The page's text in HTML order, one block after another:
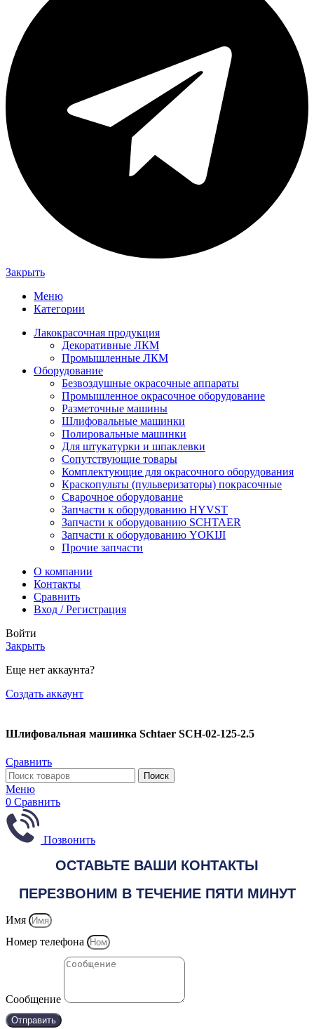
Закрыть
Меню
Категории
Лакокрасочная продукция
Декоративные ЛКМ
Промышленные ЛКМ
Оборудование
Безвоздушные окрасочные аппараты
Промышленное окрасочное оборудование
Разметочные машины
Шлифовальные машинки
Полировальные машинки
Для штукатурки и шпаклевки
Сопутствующие товары
Комплектующие для окрасочного оборудования
Краскопульты (пульверизаторы) покрасочные
Сварочное оборудование
Запчасти к оборудованию HYVST
Запчасти к оборудованию SCHTAER
Запчасти к оборудованию YOKIJI
Прочие запчасти
О компании
Контакты
Сравнить
Вход / Регистрация
Войти
Закрыть
Еще нет аккаунта?
Создать аккаунт
Шлифовальная машинка Schtaer SCH-02-125-2.5
Сравнить
Поиск
Меню
0 Сравнить
Позвонить
ОСТАВЬТЕ ВАШИ КОНТАКТЫ
ПЕРЕЗВОНИМ В ТЕЧЕНИЕ ПЯТИ МИНУТ
Имя
Номер телефона
Сообщение
Отправить